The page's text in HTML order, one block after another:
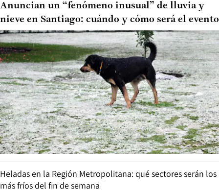
Anuncian un “fenómeno inusual” de lluvia y
nieve en Santiago: cuándo y cómo será el evento
Heladas en la Región Metropolitana: qué sectores serán los
más fríos del fin de semana